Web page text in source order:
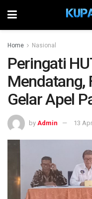
Home Nasional
Peringati
Mendatang,
Gelar Apel
by Admin 13